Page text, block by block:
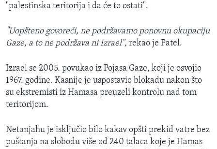
"palestinska teritorija i da će to ostati".
"Uopšteno govoreći, ne podržavamo ponovnu okupaciju
Gaze, a to ne podržava ni Izrael", rekao je Patel.
Izrael se 2005. povukao iz Pojasa Gaze, koji je osvojio
1967. godine. Kasnije je uspostavio blokadu nakon što
su ekstremisti iz Hamasa preuzeli kontrolu nad tom
teritorijom.
Netanjahu je isključio bilo kakav opšti prekid vatre bez
puštanja na slobodu više od 240 talaca koje je Hamas